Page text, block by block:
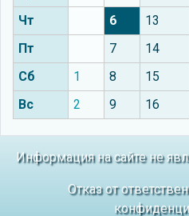
Чт
6 13
Пт
7 14
Сб
1 8 15
Вс
2 9 16
Информация на сайте не
Отказ от